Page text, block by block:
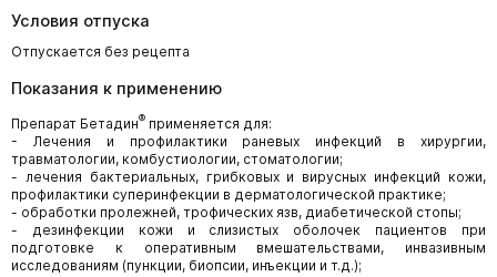
Условия отпуска
Отпускается без рецепта
Показания к применению
Препарат Бетадин® применяется для:
- Лечения и профилактики раневых инфекций в хирургии,
травматологии, комбустиологии, стоматологии;
- лечения бактериальных, грибковых и вирусных инфекций кожи,
профилактики суперинфекции в дерматологической практике;
- обработки пролежней, трофических язв, диабетической стопы;
- дезинфекции кожи и слизистых оболочек пациентов при
подготовке к оперативным вмешательствами, инвазивным
исследованиям (пункции, биопсии, инъекции и т.д.);